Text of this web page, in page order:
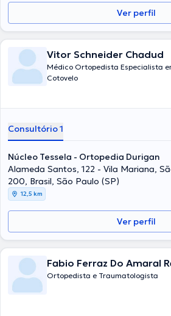
Ver perfil
Vitor Schneider Chadud
Médico Ortopedista Especialista
Cotovelo
Consultório 1
Núcleo Tessela - Ortopedia Durigan
Alameda Santos, 122 - Vila Mariana,
200, Brasil, São Paulo (SP)
12,5 km
Ver perfil
Fabio Ferraz Do Amaral
Ortopedista e Traumatologista